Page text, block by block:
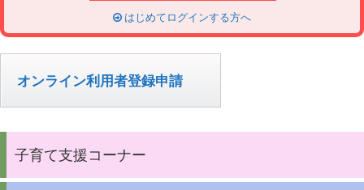
はじめてログインする方へ
オンライン利用者登録申請
子育て支援コーナー